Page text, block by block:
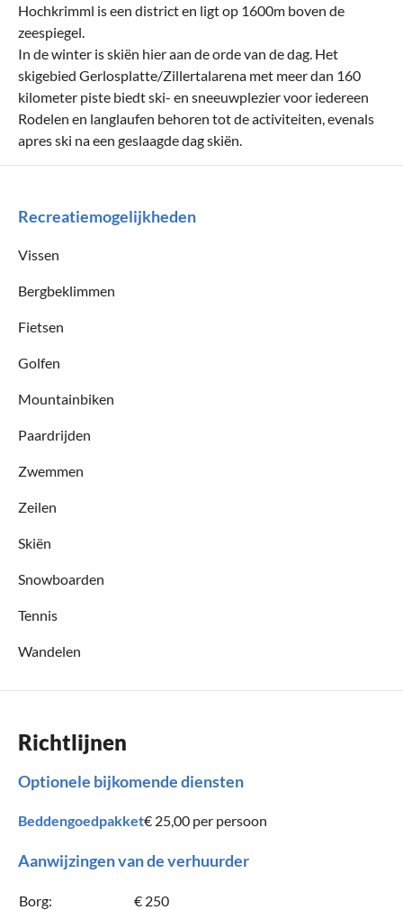
Hochkrimml is een district en ligt op 1600m boven de
zeespiegel.
In de winter is skiën hier aan de orde van de dag. Het
skigebied Gerlosplatte/Zillertalarena met meer dan 160
kilometer piste biedt ski- en sneeuwplezier voor iedereen
Rodelen en langlaufen behoren tot de activiteiten, evenals
apres ski na een geslaagde dag skiën.
Recreatiemogelijkheden
Vissen
Bergbeklimmen
Fietsen
Golfen
Mountainbiken
Paardrijden
Zwemmen
Zeilen
Skiën
Snowboarden
Tennis
Wandelen
Richtlijnen
Optionele bijkomende diensten
Beddengoedpakket€ 25,00 per persoon
Aanwijzingen van de verhuurder
Borg:
€ 250